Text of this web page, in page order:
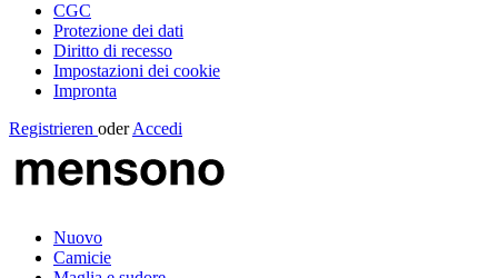
CGC
Protezione dei dati
Diritto di recesso
Impostazioni dei cookie
Impronta
Registrieren oder Accedi
Nuovo
Camicie